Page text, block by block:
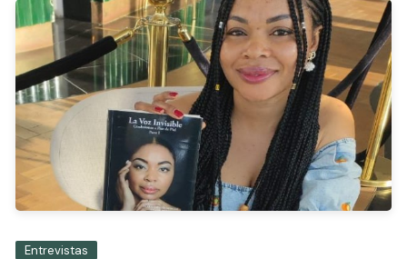
Entrevistas